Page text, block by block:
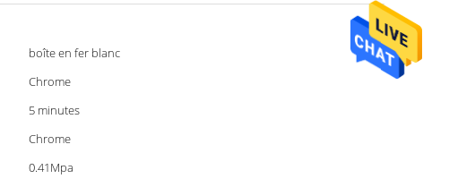
boîte en fer blanc
Chrome
5 minutes
Chrome
0.41Mpa